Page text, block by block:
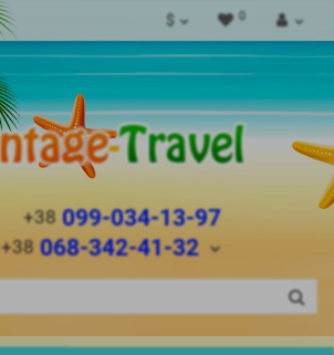
$ 0
+38 099-034-13-97
+38 068-342-41-32